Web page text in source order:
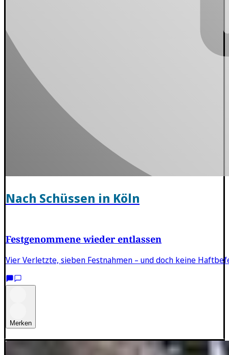
Nach Schüssen in Köln
Festgenommene wieder entlassen
Vier Verletzte, sieben Festnahmen – und doch keine
Merken